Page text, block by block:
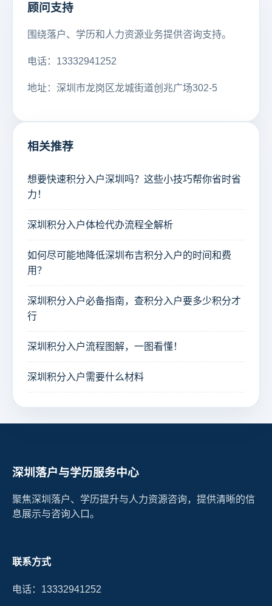
顾问支持
围绕落户、学历和人力资源业务提供咨询支持。
电话：13332941252
地址：深圳市龙岗区龙城街道创兆广场302-5
相关推荐
想要快速积分入户深圳吗？这些小技巧帮你省时省
力！
深圳积分入户体检代办流程全解析
如何尽可能地降低深圳布吉积分入户的时间和费
用？
深圳积分入户必备指南，查积分入户要多少积分才
行
深圳积分入户流程图解，一图看懂！
深圳积分入户需要什么材料
深圳落户与学历服务中心
聚焦深圳落户、学历提升与人力资源咨询，提供清晰的信
息展示与咨询入口。
联系方式
电话：13332941252